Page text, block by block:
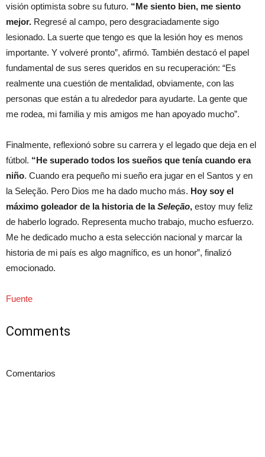
visión optimista sobre su futuro. “Me siento bien, me siento
mejor. Regresé al campo, pero desgraciadamente sigo
lesionado. La suerte que tengo es que la lesión hoy es menos
importante. Y volveré pronto”, afirmó. También destacó el papel
fundamental de sus seres queridos en su recuperación: “Es
realmente una cuestión de mentalidad, obviamente, con las
personas que están a tu alrededor para ayudarte. La gente que
me rodea, mi familia y mis amigos me han apoyado mucho”.
Finalmente, reflexionó sobre su carrera y el legado que deja en el
fútbol. “He superado todos los sueños que tenía cuando era
niño. Cuando era pequeño mi sueño era jugar en el Santos y en
la Seleção. Pero Dios me ha dado mucho más. Hoy soy el
máximo goleador de la historia de laSeleção, estoy muy feliz
de haberlo logrado. Representa mucho trabajo, mucho esfuerzo.
Me he dedicado mucho a esta selección nacional y marcar la
historia de mi país es algo magnífico, es un honor”, finalizó
emocionado.
Fuente
Comments
Comentarios